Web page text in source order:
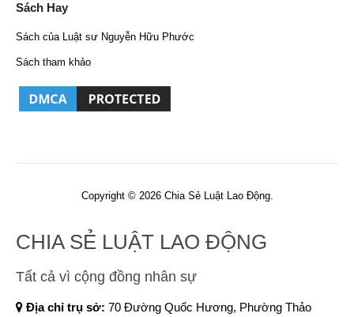
Sách Hay
Sách của Luật sư Nguyễn Hữu Phước
Sách tham khảo
Copyright © 2026 Chia Sẻ Luật Lao Động.
CHIA SẺ LUẬT LAO ĐỘNG
Tất cả vì cộng đồng nhân sự
Địa chỉ trụ sở: 70 Đường Quốc Hương, Phường Thảo